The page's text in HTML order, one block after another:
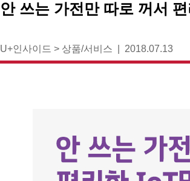
안 쓰는 가전만 따로 꺼서
U+인사이드 > 상품/서비스 2018.07.13